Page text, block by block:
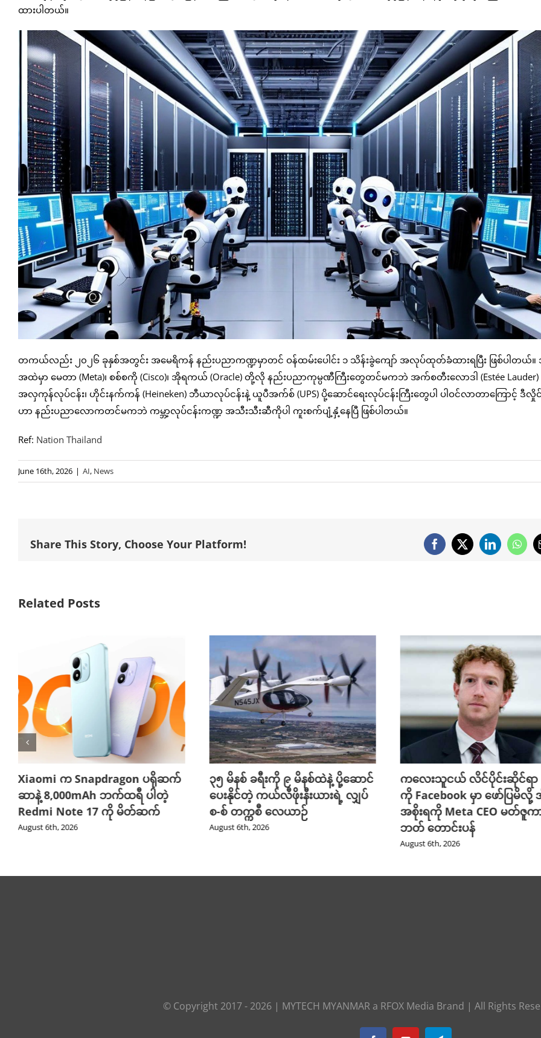
ထားပါတယ်။
တကယ်လည်း ၂၀၂၆ ခုနှစ်အတွင်း အမေရိကန် နည်းပညာကဏ္ဍမှာတင် ဝန်ထမ်းပေါင်း ၁ သိန်းခွဲကျော် အလုပ်ထုတ်ခံထားရပြီး ဖြစ်ပါတယ်။
အထဲမှာ မေတာ (Meta)၊ စစ်စကို (Cisco)၊ အိုရကယ် (Oracle) တို့လို နည်းပညာကုမ္ပဏီကြီးတွေတင်မကဘဲ အက်စတီးလောဒါ (Estée Lauder)
အလှကုန်လုပ်ငန်း၊ ဟိုင်းနက်ကန် (Heineken) ဘီယာလုပ်ငန်းနဲ့ ယူပီအက်စ် (UPS) ပို့ဆောင်ရေးလုပ်ငန်းကြီးတွေပါ ပါဝင်လာတာကြောင့် ဒီလှို
ဟာ နည်းပညာလောကတင်မကဘဲ ကမ္ဘာ့လုပ်ငန်းကဏ္ဍ အသီးသီးဆီကိုပါ ကူးစက်ပျံ့နှံ့နေပြီ ဖြစ်ပါတယ်။
Ref: Nation Thailand
June 16th, 2026 | AI, News
Share This Story, Choose Your Platform! Facebook
X LinkedIn
Related Posts
Xiaomi က Snapdragon ပရိုဆက်
ဆာနဲ့ 8,000mAh ဘက်ထရီ ပါတဲ့
Redmi Note 17 ကို မိတ်ဆက်
August 6th, 2026
၃၅ မိနစ် ခရီးကို ၉ မိနစ်ထဲနဲ့ ပို့ဆောင်
ပေးနိုင်တဲ့ ကယ်လီဖိုးနီးယားရဲ့ လျှပ်
စ-စ် တက္ကစီ လေယာဉ်
August 6th, 2026
ကလေးသူငယ် လိင်ပိုင်းဆိုင်ရာ
ကို Facebook မှာ ဖော်ပြမိလို့
အစိုးရကို Meta CEO မတ်ဇူက
ဘတ် တောင်းပန်
August 6th, 2026
© Copyright 2017 - 2026| MYTECH MYANMARa RFOX Media Brand | All Rights